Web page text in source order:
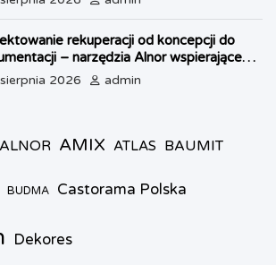
rekuperacji od koncepcji do
– narzędzia Alnor wspierające
etap pracy
2026 admin
ALNOR AMIX ATLAS BAUMIT
BUDMA Castorama Polska
Dekores